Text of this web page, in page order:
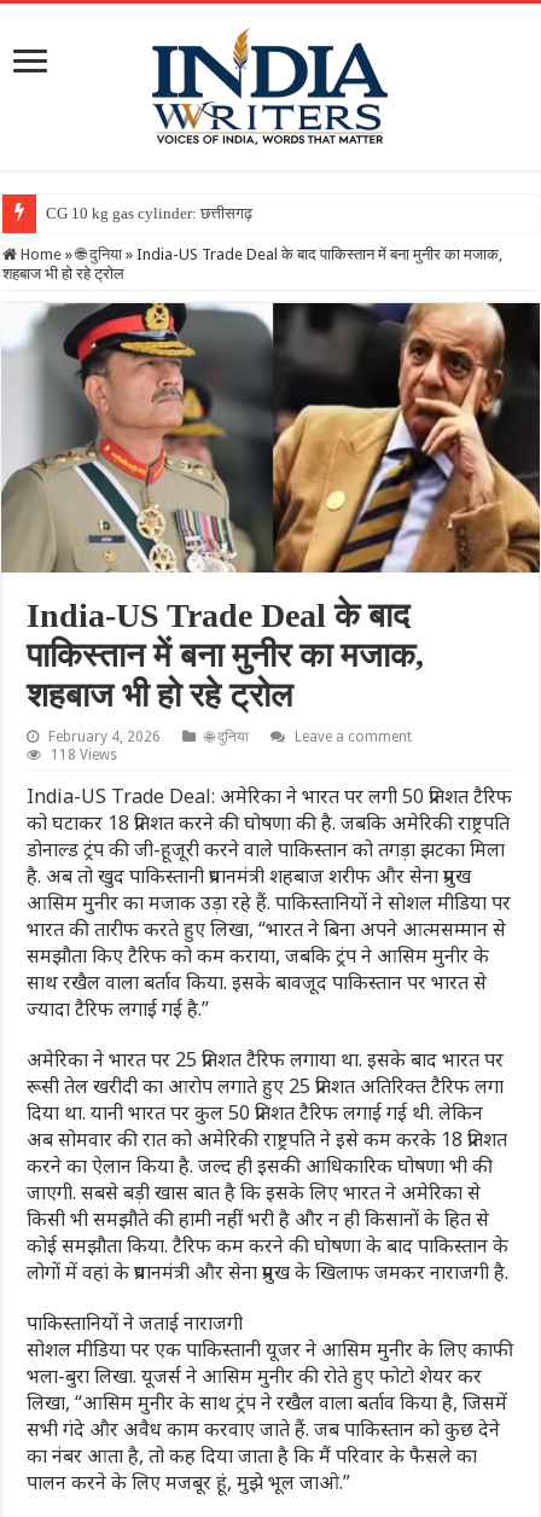
CG 10 kg gas cylinder: छत्तीसगढ़ में पहली बार मिलेगा 10 किलो वाला
Home » 🌐 दुनिया » India-US Trade Deal के बाद पाकिस्तान में बना मुनीर का मजाक,
शहबाज भी हो रहे ट्रोल
India-US Trade Deal के बाद
पाकिस्तान में बना मुनीर का मजाक,
शहबाज भी हो रहे ट्रोल
February 4, 2026 🌐 दुनिया
Leave a comment
118 Views
India-US Trade Deal: अमेरिका ने भारत पर लगी 50 प्रतिशत टैरिफ
को घटाकर 18 प्रतिशत करने की घोषणा की है. जबकि अमेरिकी राष्ट्रपति
डोनाल्ड ट्रंप की जी-हूजूरी करने वाले पाकिस्तान को तगड़ा झटका मिला
है. अब तो खुद पाकिस्तानी प्रधानमंत्री शहबाज शरीफ और सेना प्रमुख
आसिम मुनीर का मजाक उड़ा रहे हैं. पाकिस्तानियों ने सोशल मीडिया पर
भारत की तारीफ करते हुए लिखा, “भारत ने बिना अपने आत्मसम्मान से
समझौता किए टैरिफ को कम कराया, जबकि ट्रंप ने आसिम मुनीर के
साथ रखैल वाला बर्ताव किया. इसके बावजूद पाकिस्तान पर भारत से
ज्यादा टैरिफ लगाई गई है.”
अमेरिका ने भारत पर 25 प्रतिशत टैरिफ लगाया था. इसके बाद भारत पर
रूसी तेल खरीदी का आरोप लगाते हुए 25 प्रतिशत अतिरिक्त टैरिफ लगा
दिया था. यानी भारत पर कुल 50 प्रतिशत टैरिफ लगाई गई थी. लेकिन
अब सोमवार की रात को अमेरिकी राष्ट्रपति ने इसे कम करके 18 प्रतिशत
करने का ऐलान किया है. जल्द ही इसकी आधिकारिक घोषणा भी की
जाएगी. सबसे बड़ी खास बात है कि इसके लिए भारत ने अमेरिका से
किसी भी समझौते की हामी नहीं भरी है और न ही किसानों के हित से
कोई समझौता किया. टैरिफ कम करने की घोषणा के बाद पाकिस्तान के
लोगों में वहां के प्रधानमंत्री और सेना प्रमुख के खिलाफ जमकर नाराजगी है.
पाकिस्तानियों ने जताई नाराजगी
सोशल मीडिया पर एक पाकिस्तानी यूजर ने आसिम मुनीर के लिए काफी
भला-बुरा लिखा. यूजर्स ने आसिम मुनीर की रोते हुए फोटो शेयर कर
लिखा, “आसिम मुनीर के साथ ट्रंप ने रखैल वाला बर्ताव किया है, जिसमें
सभी गंदे और अवैध काम करवाए जाते हैं. जब पाकिस्तान को कुछ देने
का नंबर आता है, तो कह दिया जाता है कि मैं परिवार के फैसले का
पालन करने के लिए मजबूर हूं, मुझे भूल जाओ.”